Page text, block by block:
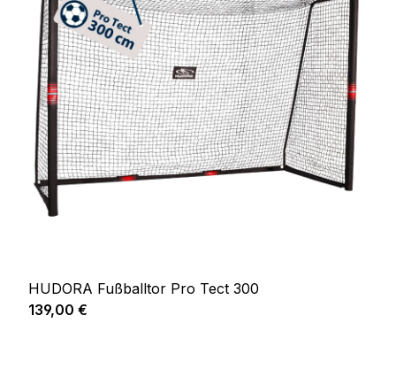
HUDORA Fußballtor Pro Tect 300
Regulärer Preis:
139,00 €